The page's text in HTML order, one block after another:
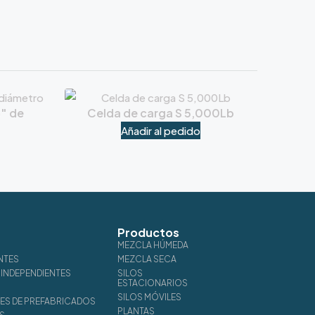
de
Celda de carga S 5,000Lb
Añadir al pedido
DE PREFABRICADOS
Productos
MEZCLA HÚMEDA
MEZCLA SECA
SILOS
ESTACIONARIOS
SILOS MÓVILES
PLANTAS